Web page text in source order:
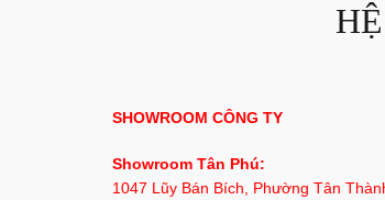
SHOWROOM CÔNG TY
Showroom Tân Phú:
1047 Lũy Bán Bích, Phường Tân